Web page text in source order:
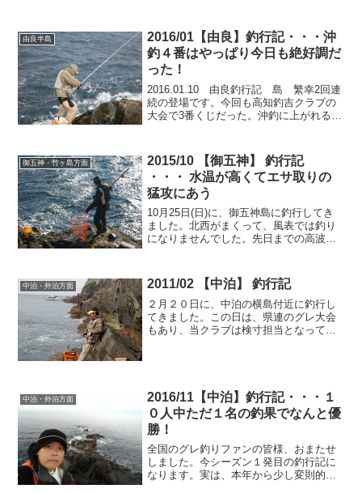
由良半島
2016/01【由良】釣行記・・・沖
釣４番はやっぱり今日も絶好調だ
った！
2016.01.10 由良釣行記 島 繁幸2回連
続の登場です。今回も高知釣吉クラブの
大会で3番くじだった。沖釣に上がれるか
番に渡礁。3番くじで沖釣3番に...
御五神・竹ヶ島方面
2015/10 【御五神】 釣行記
・・・ 水温が高くてエサ取りの
猛攻にあう
10月25日(日)に、御五神島に釣行してき
ました。北西がまくって、風表では釣り
になりませんでした。先日までの高波で
あり黒潮が入ってきたのでは？)あり、ど
の磯もエサ取り...
中泊・外泊方面 2011/02 【中泊】 釣行記
２月２０日に、中泊の横島付近に釣行し
てきました。この日は、県連のグレ大会
もあり、当クラブは検寸担当となってい
中泊・外泊方面
2016/11【中泊】釣行記・・・１
０人中ただ１名の釣果でなんと優
勝！
全国のグレ釣りファンの皆様、おまたせ
しました。今シーズン１発目の釣行記に
なります。実は、本年から少し変則的な